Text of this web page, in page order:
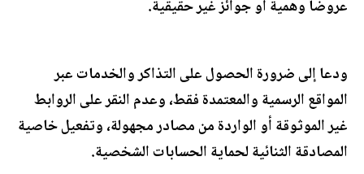
عروضاً وهمية أو جوائز غير حقيقية.
ودعا إلى ضرورة الحصول على التذاكر والخدمات عبر
المواقع الرسمية والمعتمدة فقط، وعدم النقر على الروابط
غير الموثوقة أو الواردة من مصادر مجهولة، وتفعيل خاصية
المصادقة الثنائية لحماية الحسابات الشخصية.